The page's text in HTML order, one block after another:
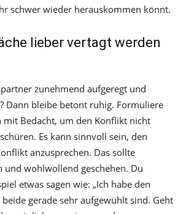
schwer wieder herauskommen könnt.
lieber vertagt werden
zunehmend aufgeregt und
Dann bleibe betont ruhig. Formuliere
mit Bedacht, um den Konflikt nicht
Es kann sinnvoll sein, den
anzusprechen. Das sollte
und wohlwollend geschehen. Du
etwas sagen wie: „Ich habe den
gerade sehr aufgewühlt sind. Geht